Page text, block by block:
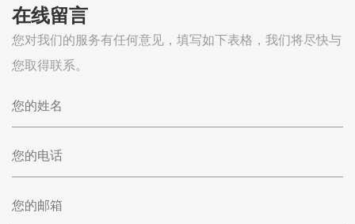
在线留言
您对我们的服务有任何意见，填写如下表格，我们将尽快与
您取得联系。